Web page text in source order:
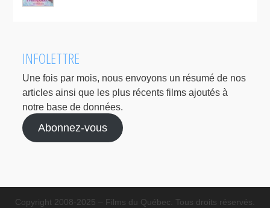
INFOLETTRE
Une fois par mois, nous envoyons un résumé de nos
articles ainsi que les plus récents films ajoutés à
notre base de données.
Abonnez-vous
Copyright 2008-2025 – Films du Québec. Tous droits réservés.